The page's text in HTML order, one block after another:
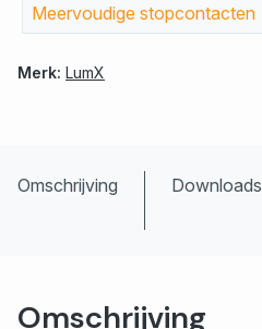
Meervoudige stopcontacten
Merk: LumX
Omschrijving Downloads
Omschrijving